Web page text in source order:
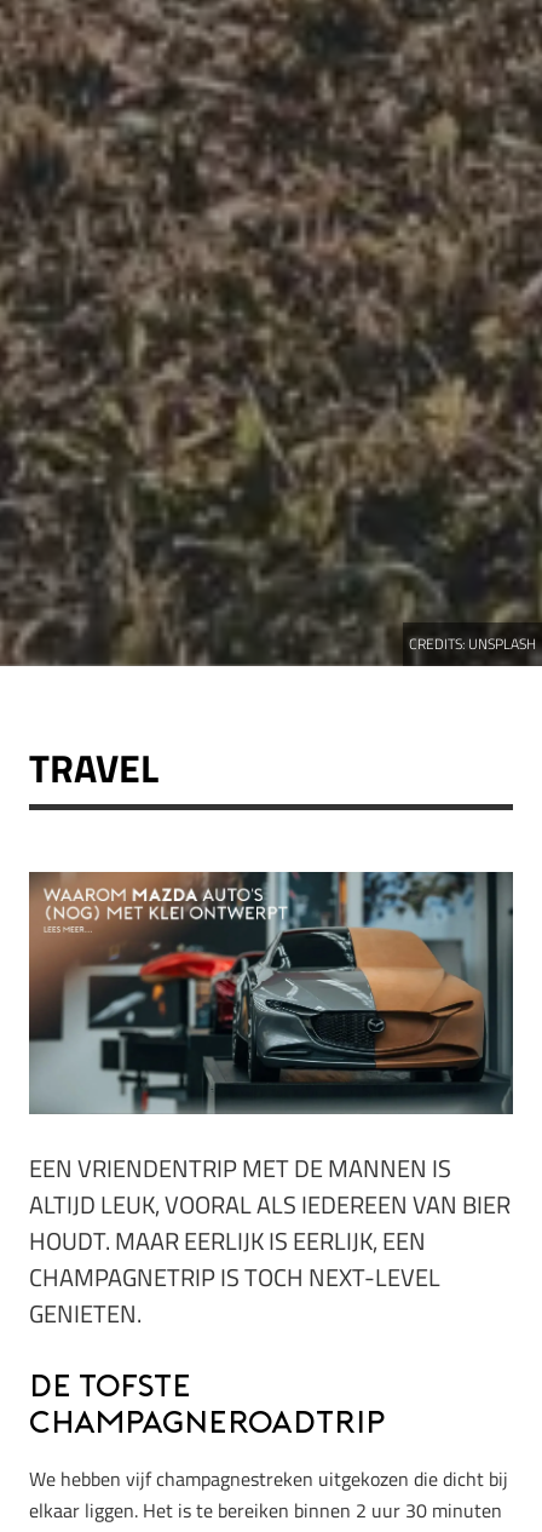
CREDITS: UNSPLASH
TRAVEL
EEN VRIENDENTRIP MET DE MANNEN IS
ALTIJD LEUK, VOORAL ALS IEDEREEN VAN BIER
HOUDT. MAAR EERLIJK IS EERLIJK, EEN
CHAMPAGNETRIP IS TOCH NEXT-LEVEL
GENIETEN.
De tofste
champagneroadtrip
We hebben vijf champagnestreken uitgekozen die dicht bij
elkaar liggen. Het is te bereiken binnen 2 uur 30 minuten